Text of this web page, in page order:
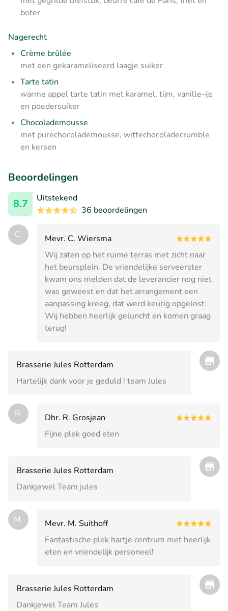
boter
Nagerecht
Crème brûlée
met een gekarameliseerd laagje suiker
Tarte tatin
warme appel tarte tatin met karamel, tijm, vanille-ijs
en poedersuiker
Chocolademousse
met purechocolademousse, wittechocoladecrumble
en kersen
Beoordelingen
8.7
Uitstekend
36 beoordelingen
C.
Mevr. C. Wiersma
Wij zaten op het ruime terras met zicht naar
het beursplein. De vriendelijke serveerster
kwam ons melden dat de leverancier nog niet
was geweest en dat het arrangement een
aanpassing kreeg, dat werd keurig opgelost.
Wij hebben heerlijk geluncht en komen graag
terug!
Brasserie Jules Rotterdam
Hartelijk dank voor je geduld ! team Jules
R.
Dhr. R. Grosjean
Fijne plek goed eten
Brasserie Jules Rotterdam
Dankjewel Team jules
M.
Mevr. M. Suithoff
Fantastische plek hartje centrum met heerlijk
eten en vriendelijk personeel!
Brasserie Jules Rotterdam
Dankjewel Team Jules